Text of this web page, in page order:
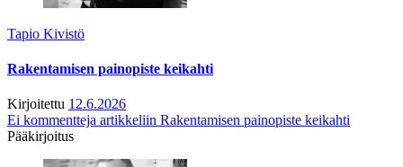
Tapio Kivistö
Rakentamisen painopiste keikahti
Kirjoitettu 12.6.2026
Ei kommentteja artikkeliin Rakentamisen painopiste keikahti
Pääkirjoitus